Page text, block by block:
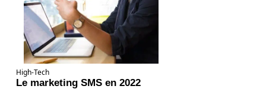
High-Tech
Le marketing SMS en 2022